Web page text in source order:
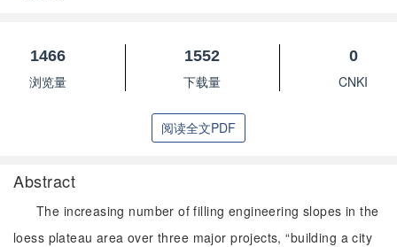
1466
浏览量
1552
下载量
0
CNKI
阅读全文PDF
Abstract
The increasing number of filling engineering slopes in the
loess plateau area over three major projects, “building a city